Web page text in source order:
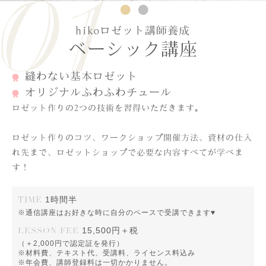
1 2
hikoロゼット講師養成
ベーシック講座
縫わない基本ロゼット
オリジナルふわふわチュール
ロゼット作りの2つの技術を習得いただきます。
ロゼット作りのコツ、ワークショップ開催方法、資材の仕入
れ先まで、ロゼットショップで必要な内容すべてが学べま
す！
TIME 1時間半
※通信講座はお好きな時に自分のペースで受講できます♥
LESSON FEE 15,500円＋税
（＋2,000円で認定証を発行）
※材料費、テキスト代、受講料、ライセンス料込み
※年会費、講師登録料は一切かかりません。